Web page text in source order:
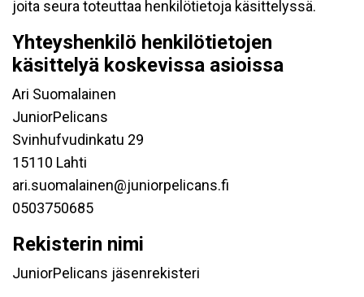
joita seura toteuttaa henkilötietoja käsittelyssä.
Yhteyshenkilö henkilötietojen
käsittelyä koskevissa asioissa
Ari Suomalainen
JuniorPelicans
Svinhufvudinkatu 29
15110 Lahti
ari.suomalainen@juniorpelicans.fi
0503750685
Rekisterin nimi
JuniorPelicans jäsenrekisteri